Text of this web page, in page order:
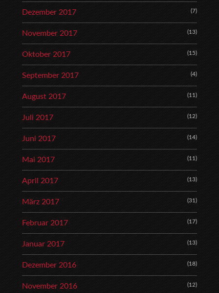
Dezember 2017 (7)
November 2017 (13)
Oktober 2017 (15)
September 2017 (4)
August 2017 (11)
Juli 2017 (12)
Juni 2017 (14)
Mai 2017 (11)
April 2017 (13)
März 2017 (31)
Februar 2017 (17)
Januar 2017 (13)
Dezember 2016 (18)
November 2016 (12)